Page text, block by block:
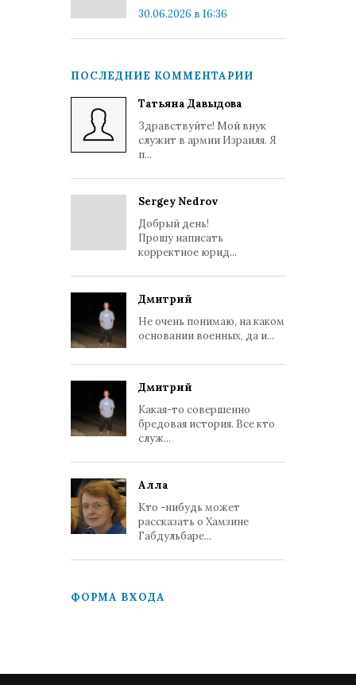
30.06.2026 в 16:36
ПОСЛЕДНИЕ КОММЕНТАРИИ
Татьяна Давыдова
Здравствуйте! Мой внук
служит в армии Израиля. Я
п...
Sergey Nedrov
Добрый день!
Прошу написать
корректное юрид...
Дмитрий
Не очень понимаю, на каком
основании военных, да и...
Дмитрий
Какая-то совершенно
бредовая история. Все кто
служ...
Алла
Кто -нибудь может
рассказать о Хамзине
Габдульбаре...
ФОРМА ВХОДА